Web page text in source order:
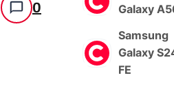
0
Galaxy
Samsung
Galaxy
FE